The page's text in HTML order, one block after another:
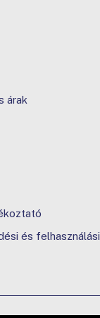
árak
és felhasználási